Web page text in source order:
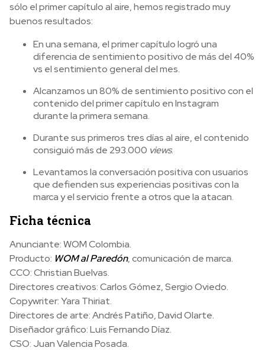
sólo el primer capítulo al aire, hemos registrado muy
buenos resultados:
En una semana, el primer capítulo logró una
diferencia de sentimiento positivo de más del 40%
vs el sentimiento general del mes.
Alcanzamos un 80% de sentimiento positivo con el
contenido del primer capítulo en Instagram
durante la primera semana.
Durante sus primeros tres días al aire, el contenido
consiguió más de 293.000 views.
Levantamos la conversación positiva con usuarios
que defienden sus experiencias positivas con la
marca y el servicio frente a otros que la atacan.
Ficha técnica
Anunciante: WOM Colombia.
Producto: WOM al Paredón, comunicación de marca.
CCO: Christian Buelvas.
Directores creativos: Carlos Gómez, Sergio Oviedo.
Copywriter: Yara Thiriat.
Directores de arte: Andrés Patiño, David Olarte.
Diseñador gráfico: Luis Fernando Díaz.
CSO: Juan Valencia Posada.